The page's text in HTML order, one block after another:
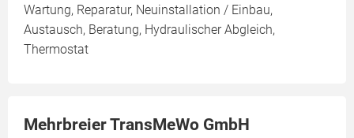
Wartung, Reparatur, Neuinstallation / Einbau,
Austausch, Beratung, Hydraulischer Abgleich,
Thermostat
Mehrbreier TransMeWo GmbH